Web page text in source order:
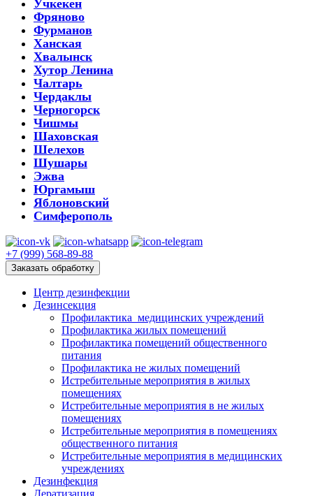
Учкекен
Фряново
Фурманов
Ханская
Хвалынск
Хутор Ленина
Чалтарь
Чердаклы
Черногорск
Чишмы
Шаховская
Шелехов
Шушары
Эжва
Юргамыш
Яблоновский
Симферополь
+7 (999) 568-89-88
Заказать обработку
Центр дезинфекции
Дезинсекция
Профилактика медицинских учреждений
Профилактика жилых помещений
Профилактика помещений общественного
питания
Профилактика не жилых помещений
Истребительные мероприятия в жилых
помещениях
Истребительные мероприятия в не жилых
помещениях
Истребительные мероприятия в помещениях
общественного питания
Истребительные мероприятия в медицинских
учреждениях
Дезинфекция
Дератизация